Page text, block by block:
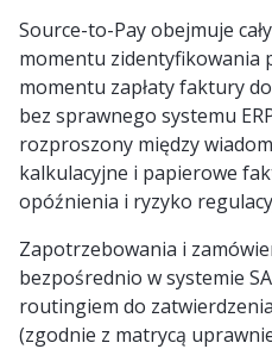
Source-to-Pay obejmuje
momentu zidentyfikowania
momentu zapłaty faktury
bez sprawnego systemu
rozproszony między
kalkulacyjne i papierowe
opóźnienia i ryzyko
Zapotrzebowania i
bezpośrednio w systemie
routingiem do
(zgodnie z matrycą